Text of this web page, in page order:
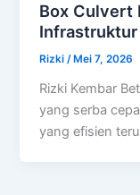
Box Culvert
Infrastruktur
Rizki/ Mei 7, 2026
Rizki Kembar
yang serba
yang efisien